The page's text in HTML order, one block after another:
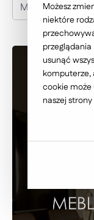
Meble Wójcik
Możesz
niektóre
przeglądania
usunąć
komputerze,
cookie może
naszej